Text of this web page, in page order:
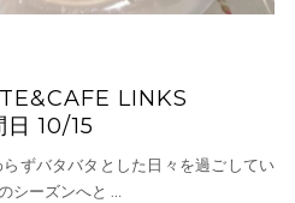
LINKS
10/15
ずバタバタとした日々を過ごしてい
シーズンへと …